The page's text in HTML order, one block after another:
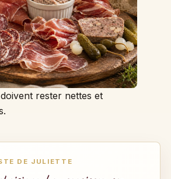
rester nettes et
DE JULIETTE